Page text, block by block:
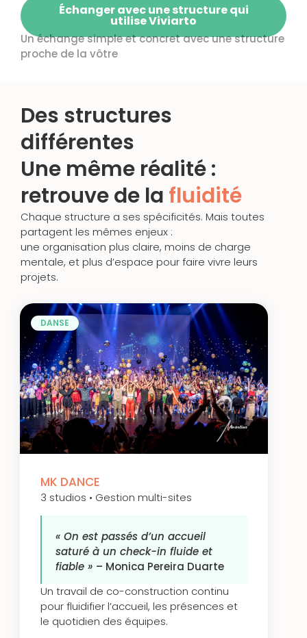
Échanger avec une structure qui
utilise Viviarto
Un échange simple et concret avec une structure
proche de la vôtre
Des structures
différentes
Une même réalité :
retrouve de la fluidité
Chaque structure a ses spécificités. Mais toutes
partagent les mêmes enjeux :
une organisation plus claire, moins de charge
mentale, et plus d’espace pour faire vivre leurs
projets.
DANSE
MK DANCE
3 studios • Gestion multi-sites
« On est passés d’un accueil
saturé à un check-in fluide et
fiable » – Monica Pereira Duarte
Un travail de co-construction continu
pour fluidifier l’accueil, les présences et
le quotidien des équipes.